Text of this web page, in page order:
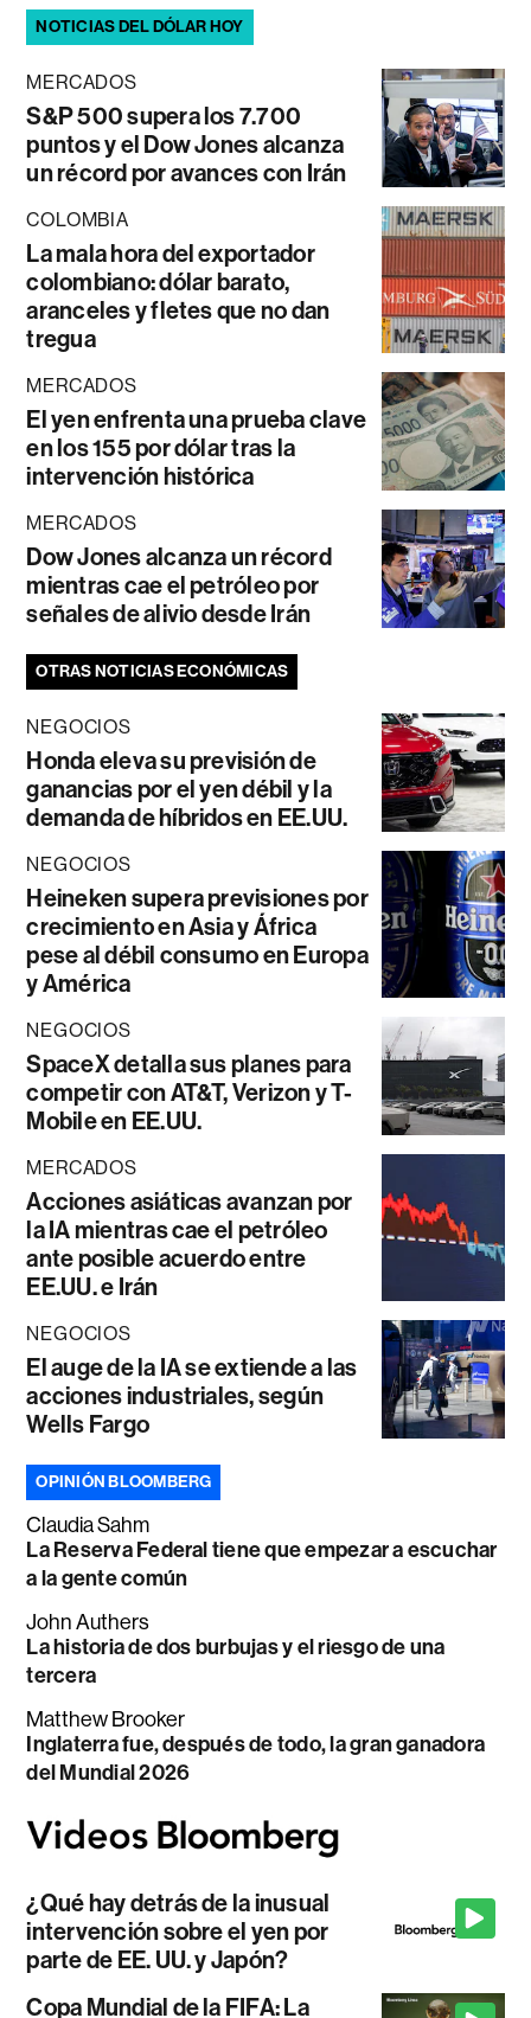
NOTICIAS DEL DÓLAR HOY
MERCADOS
S&P 500 supera los 7.700
puntos y el Dow Jones alcanza
un récord por avances con Irán
COLOMBIA
La mala hora del exportador
colombiano: dólar barato,
aranceles y fletes que no dan
tregua
MERCADOS
El yen enfrenta una prueba clave
en los 155 por dólar tras la
intervención histórica
MERCADOS
Dow Jones alcanza un récord
mientras cae el petróleo por
señales de alivio desde Irán
OTRAS NOTICIAS ECONÓMICAS
NEGOCIOS
Honda eleva su previsión de
ganancias por el yen débil y la
demanda de híbridos en EE.UU.
NEGOCIOS
Heineken supera previsiones por
crecimiento en Asia y África
pese al débil consumo en Europa
y América
NEGOCIOS
SpaceX detalla sus planes para
competir con AT&T, Verizon y T-
Mobile en EE.UU.
MERCADOS
Acciones asiáticas avanzan por
la IA mientras cae el petróleo
ante posible acuerdo entre
EE.UU. e Irán
NEGOCIOS
El auge de la IA se extiende a las
acciones industriales, según
Wells Fargo
OPINIÓN BLOOMBERG
Claudia Sahm
La Reserva Federal tiene que empezar a escuchar
a la gente común
John Authers
La historia de dos burbujas y el riesgo de una
tercera
Matthew Brooker
Inglaterra fue, después de todo, la gran ganadora
del Mundial 2026
¿Qué hay detrás de la inusual
intervención sobre el yen por
parte de EE. UU. y Japón?
Copa Mundial de la FIFA: La